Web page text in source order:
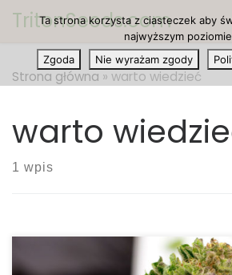
Przejdź do treści
TritonSeeds.com
Strona główna » warto wiedzieć
warto
1 wpis
Ta strona korzysta z ciasteczek aby
najwyższym
Zgoda
Nie wyrażam zgody